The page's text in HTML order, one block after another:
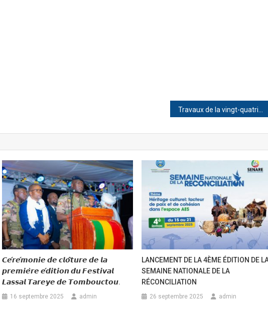
𝘾𝙚́𝙧𝙚́𝙢𝙤𝙣𝙞𝙚 𝙙𝙚 𝙘𝙡𝙤̂𝙩𝙪𝙧𝙚 𝙙𝙚 𝙡𝙖
𝙥𝙧𝙚𝙢𝙞𝙚̀𝙧𝙚 𝙚́𝙙𝙞𝙩𝙞𝙤𝙣 𝙙𝙪 𝙁𝙚𝙨𝙩𝙞𝙫𝙖𝙡
𝙇𝙖𝙨𝙨𝙖𝙡 𝙏𝙖𝙧𝙚𝙮𝙚 𝙙𝙚 𝙏𝙤𝙢𝙗𝙤𝙪𝙘𝙩𝙤𝙪.
16 septembre 2025 admin
LANCEMENT DE LA 4ÈME ÉDITION DE
SEMAINE NATIONALE DE LA
RÉCONCILIATION
26 septembre 2025 admin